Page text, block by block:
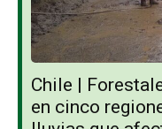
Chile |
en cinco